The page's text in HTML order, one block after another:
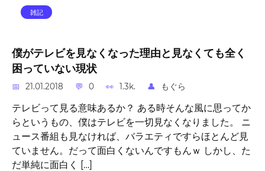
雑記
僕がテレビを見なくなった理由と見なくても全く
困っていない現状
21.01.2018 0 1.3k. もぐら
テレビって見る意味あるか？ ある時そんな風に思ってか
らというもの、僕はテレビを一切見なくなりました。 ニ
ュース番組も見なければ、バラエティですらほとんど見
ていません。だって面白くないんですもんｗ しかし、た
だ単純に面白く […]